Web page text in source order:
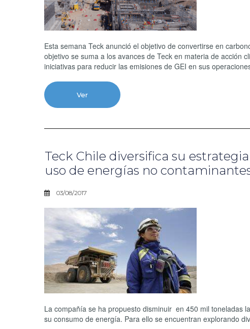
Esta semana Teck anunció el objetivo de convertirse en
objetivo se suma a los avances de Teck en materia de acción
iniciativas para reducir las emisiones de GEI en sus
Ver
Teck Chile diversifica su
uso de energías no
03/08/2017
La compañía se ha propuesto disminuir en 450 mil toneladas
su consumo de energía. Para ello se encuentran explorando